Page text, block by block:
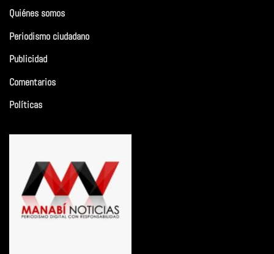
Quiénes somos
Periodismo ciudadano
Publicidad
Comentarios
Políticas